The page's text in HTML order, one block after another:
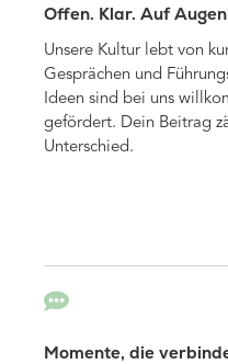
Offen. Klar. Auf
Unsere Kultur lebt von
Gesprächen und
Ideen sind bei uns
gefördert. Dein Beitrag
Unterschied.
Momente, die